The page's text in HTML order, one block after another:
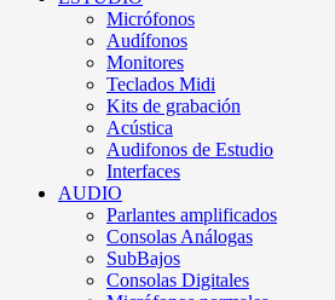
Micrófonos
Audífonos
Monitores
Teclados Midi
Kits de grabación
Acústica
Audifonos de Estudio
Interfaces
AUDIO
Parlantes amplificados
Consolas Análogas
SubBajos
Consolas Digitales